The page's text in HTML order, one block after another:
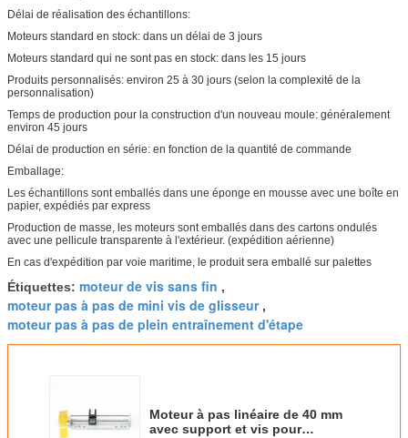
Délai de réalisation des échantillons:
Moteurs standard en stock: dans un délai de 3 jours
Moteurs standard qui ne sont pas en stock: dans les 15 jours
Produits personnalisés: environ 25 à 30 jours (selon la complexité de la
personnalisation)
Temps de production pour la construction d'un nouveau moule: généralement
environ 45 jours
Délai de production en série: en fonction de la quantité de commande
Emballage:
Les échantillons sont emballés dans une éponge en mousse avec une boîte en
papier, expédiés par express
Production de masse, les moteurs sont emballés dans des cartons ondulés
avec une pellicule transparente à l'extérieur. (expédition aérienne)
En cas d'expédition par voie maritime, le produit sera emballé sur palettes
Étiquettes: moteur de vis sans fin ,
moteur pas à pas de mini vis de glisseur,
moteur pas à pas de plein entraînement d'étape
Moteur à pas linéaire de 40 mm
avec support et vis pour